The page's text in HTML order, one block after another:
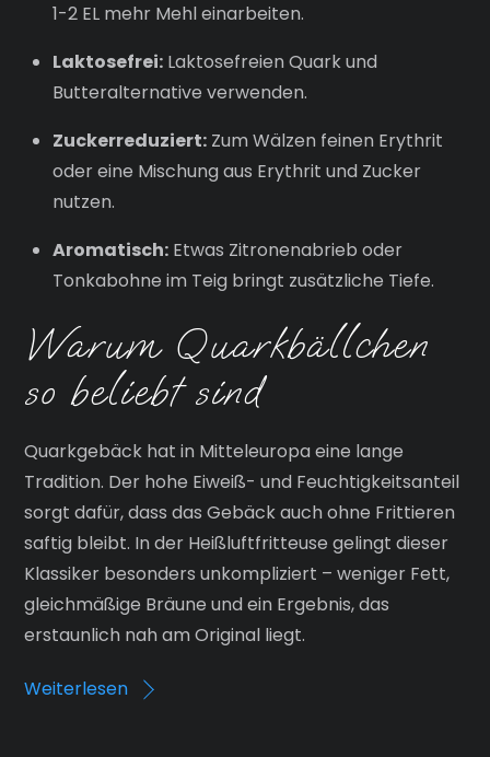
1-2 EL mehr Mehl einarbeiten.
Laktosefrei: Laktosefreien Quark und
Butteralternative verwenden.
Zuckerreduziert: Zum Wälzen feinen Erythrit
oder eine Mischung aus Erythrit und Zucker
nutzen.
Aromatisch: Etwas Zitronenabrieb oder
Tonkabohne im Teig bringt zusätzliche Tiefe.
Warum Quarkbällchen
so beliebt sind
Quarkgebäck hat in Mitteleuropa eine lange
Tradition. Der hohe Eiweiß- und Feuchtigkeitsanteil
sorgt dafür, dass das Gebäck auch ohne Frittieren
saftig bleibt. In der Heißluftfritteuse gelingt dieser
Klassiker besonders unkompliziert – weniger Fett,
gleichmäßige Bräune und ein Ergebnis, das
erstaunlich nah am Original liegt.
Weiterlesen